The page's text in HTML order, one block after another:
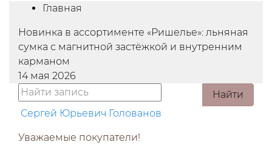
Главная
Новинка в ассортименте «Ришелье»: льняная
сумка с магнитной застёжкой и внутренним
карманом
14 мая 2026
Найти
Сергей Юрьевич Голованов
Уважаемые покупатели!